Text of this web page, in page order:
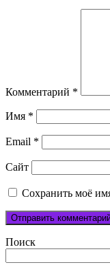
Комментарий *
Имя *
Email *
Сайт
Сохранить моё
Поиск